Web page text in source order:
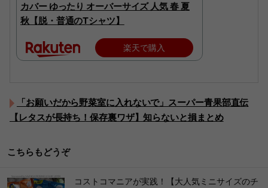
カバー ゆったり オーバーサイズ 人気 春 夏
秋【脱・普通のTシャツ】
楽天で購入
「お願いだから野菜室に入れないで」スーパー青果部直伝
【レタスが長持ち！保存裏ワザ】知らないと損まとめ
こちらもどうぞ
コストコマニアが実践！【大人気ミニサイズのチ